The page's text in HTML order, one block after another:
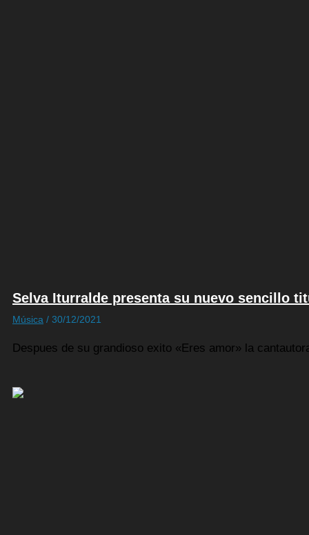
Selva Iturralde presenta su nuevo sencillo
Música / 30/12/2021
Despues de su grandioso exito «Eres amor» la